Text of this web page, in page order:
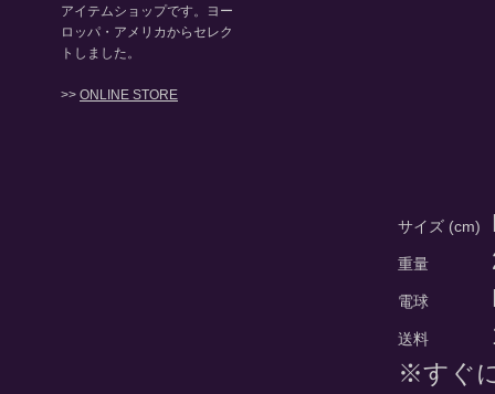
サイズ (cm)
重量
電球
送料
※すぐ
アイテムショップです。ヨー
ロッパ・アメリカからセレク
トしました。
>> ONLINE STORE